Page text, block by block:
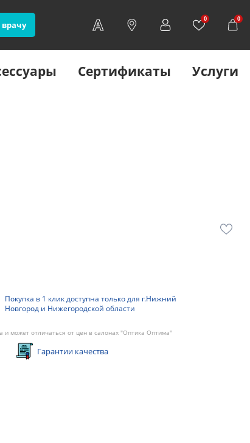
врачу
0 0
Сертификаты Услуги
Покупка в 1 клик доступна только для г.Нижний
Новгород и Нижегородской области
и может отличаться от цен в салонах "Оптика Оптима"
Гарантии качества